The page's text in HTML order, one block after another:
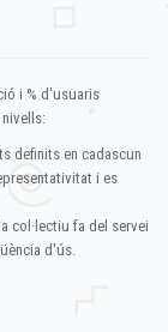
i % d'usuaris
definits en cadascun
i es
col·lectiu fa del servei
d'ús.